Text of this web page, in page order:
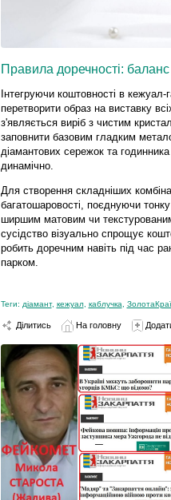
Правила доречності: баланс
Інтегруючи коштовності в
перетворити образ на виставку
з'являється виріб з чистим
заповнити базовим гладким
діамантових сережок та
динамічно.
Для створення складніших
багатошаровості, поєднуючи
ширшим матовим чи
сусідство візуально спрощує
робить доречним навіть під час
парком.
Теги: діамант, кежуал, каблучка
Ділитись На головну